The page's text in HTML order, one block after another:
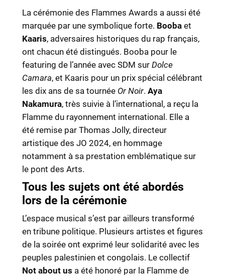
La cérémonie des Flammes Awards a aussi été
marquée par une symbolique forte. Boobaet
Kaaris, adversaires historiques du rap français,
ont chacun été distingués. Booba pour le
featuring de l’année avec SDM sur Dolce
Camara, et Kaaris pour un prix spécial célébrant
les dix ans de sa tournée Or Noir. Aya
Nakamura, très suivie à l’international, a reçu la
Flamme du rayonnement international. Elle a
été remise par Thomas Jolly, directeur
artistique des JO 2024, en hommage
notamment à sa prestation emblématique sur
le pont des Arts.
Tous les sujets ont été abordés
lors de la cérémonie
L’espace musical s’est par ailleurs transformé
en tribune politique. Plusieurs artistes et figures
de la soirée ont exprimé leur solidarité avec les
peuples palestinien et congolais. Le collectif
Not about us a été honoré par la Flamme de